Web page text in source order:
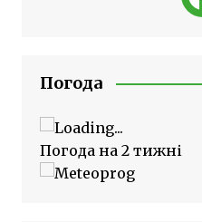
Погода
Погода на 2 тижні